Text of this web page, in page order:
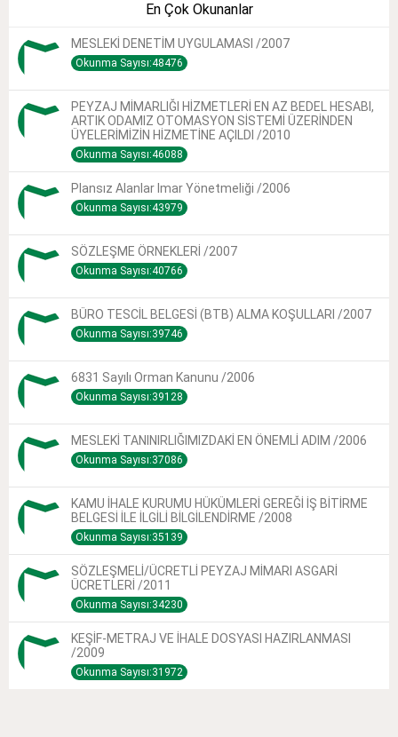
En Çok Okunanlar
MESLEKİ DENETİM UYGULAMASI /2007
Okunma Sayısı:48476
PEYZAJ MİMARLIĞI HİZMETLERİ EN AZ BEDEL HESABI,
ARTIK ODAMIZ OTOMASYON SİSTEMİ ÜZERİNDEN
ÜYELERİMİZİN HİZMETİNE AÇILDI /2010
Okunma Sayısı:46088
Plansız Alanlar Imar Yönetmeliği /2006
Okunma Sayısı:43979
SÖZLEŞME ÖRNEKLERİ /2007
Okunma Sayısı:40766
BÜRO TESCİL BELGESİ (BTB) ALMA KOŞULLARI /2007
Okunma Sayısı:39746
6831 Sayılı Orman Kanunu /2006
Okunma Sayısı:39128
MESLEKİ TANINIRLIĞIMIZDAKİ EN ÖNEMLİ ADIM /2006
Okunma Sayısı:37086
KAMU İHALE KURUMU HÜKÜMLERİ GEREĞİ İŞ BİTİRME
BELGESİ İLE İLGİLİ BİLGİLENDİRME /2008
Okunma Sayısı:35139
SÖZLEŞMELİ/ÜCRETLİ PEYZAJ MİMARI ASGARİ
ÜCRETLERİ /2011
Okunma Sayısı:34230
KEŞİF-METRAJ VE İHALE DOSYASI HAZIRLANMASI
/2009
Okunma Sayısı:31972